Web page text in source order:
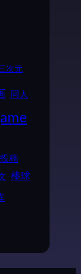
次元
同人
投稿
棒球